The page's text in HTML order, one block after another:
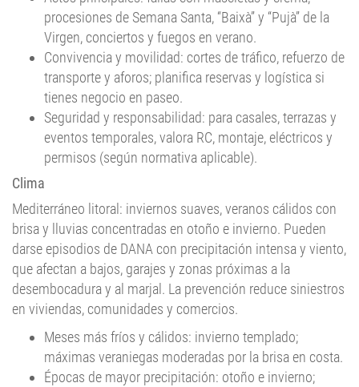
procesiones de Semana Santa, “Baixà” y “Pujà” de la
Virgen, conciertos y fuegos en verano.
Convivencia y movilidad: cortes de tráfico, refuerzo de
transporte y aforos; planifica reservas y logística si
tienes negocio en paseo.
Seguridad y responsabilidad: para casales, terrazas y
eventos temporales, valora RC, montaje, eléctricos y
permisos (según normativa aplicable).
Clima
Mediterráneo litoral: inviernos suaves, veranos cálidos con
brisa y lluvias concentradas en otoño e invierno. Pueden
darse episodios de DANA con precipitación intensa y viento,
que afectan a bajos, garajes y zonas próximas a la
desembocadura y al marjal. La prevención reduce siniestros
en viviendas, comunidades y comercios.
Meses más fríos y cálidos: invierno templado;
máximas veraniegas moderadas por la brisa en costa.
Épocas de mayor precipitación: otoño e invierno;